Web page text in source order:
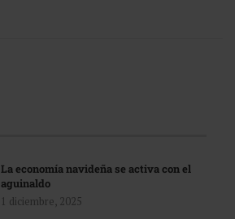
La economía navideña se activa con el
aguinaldo
1 diciembre, 2025